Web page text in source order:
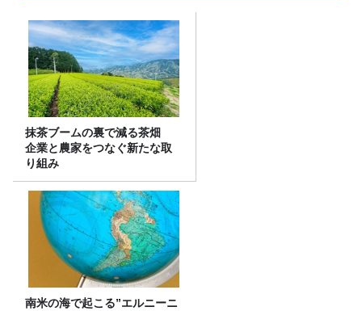
抹茶ブームの裏で減る茶畑
企業と農家をつなぐ新たな取
り組み
南米の海で起こる”エルニーニ